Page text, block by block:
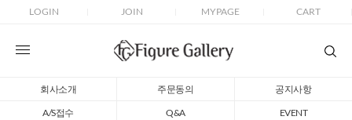
LOGIN JOIN MYPAGE CART
회사소개 주문동의
공지사항
A/S접수
Q&A EVENT